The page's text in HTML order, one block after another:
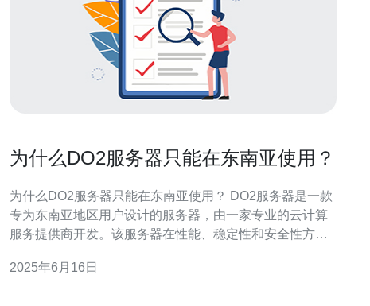
为什么DO2服务器只能在东南亚使用？
为什么DO2服务器只能在东南亚使用？ DO2服务器是一款
专为东南亚地区用户设计的服务器，由一家专业的云计算
服务提供商开发。该服务器在性能、稳定性和安全性方面
地区，因此只能在该地区使用。这是因为该地区的网络环
2025年6月16日